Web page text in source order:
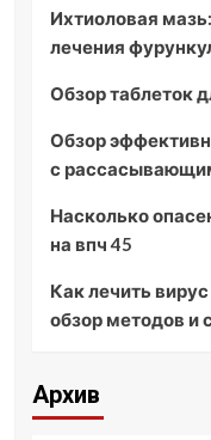
Ихтиоловая
лечения
Обзор таблеток
Обзор
с
Насколько
на впч 45
Как лечить
обзор методов и
Архив